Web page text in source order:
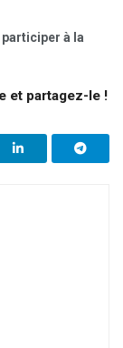
à la
et partagez-le !